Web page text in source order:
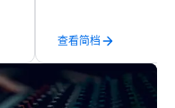
offsites. Whether
think like a Silicon
explore the mindsets
world's fastest-
查看简档